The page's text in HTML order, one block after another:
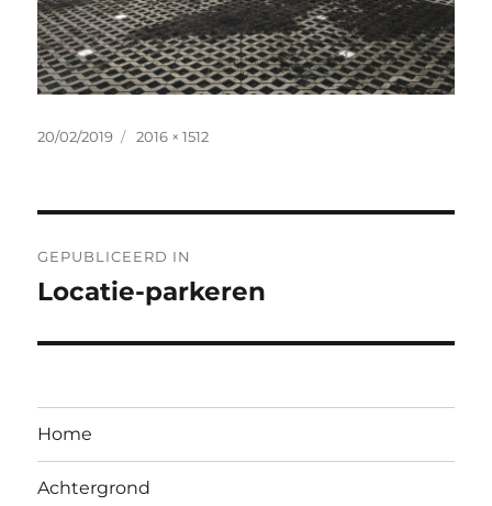
Geplaatst
20/02/2019
Volledige
2016 × 1512
navigatie
GEPUBLICEERD IN
Locatie-parkeren
Home
Achtergrond